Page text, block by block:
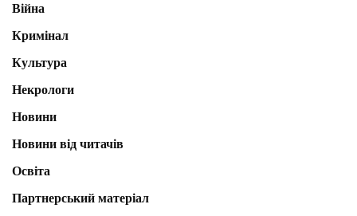
Війна
Кримінал
Культура
Некрологи
Новини
Новини від читачів
Освіта
Партнерський матеріал